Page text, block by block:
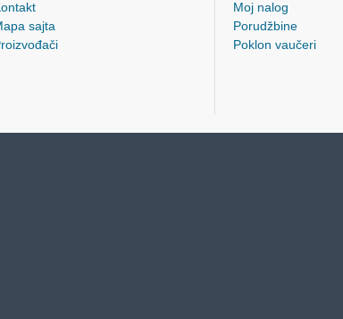
sajta
Moj nalog
Porudžbine
Poklon vaučeri